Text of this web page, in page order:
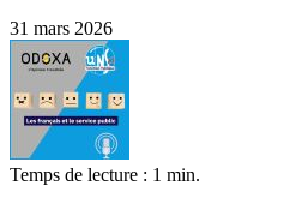
31 mars 2026
Temps de lecture : 1 min.